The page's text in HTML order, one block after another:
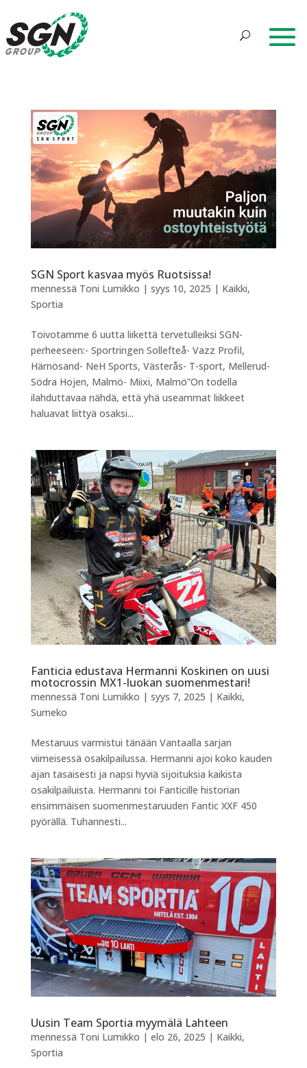
SGN Sport kasvaa myös Ruotsissa!
mennessä Toni Lumikko | syys 10, 2025 | Kaikki,
Sportia
Toivotamme 6 uutta liikettä tervetulleiksi SGN-
perheeseen:- Sportringen Sollefteå- Vazz Profil,
Härnösand- NeH Sports, Västerås- T-sport, Mellerud-
Södra Hojen, Malmö- Miixi, Malmö”On todella
ilahduttavaa nähdä, että yhä useammat liikkeet
haluavat liittyä osaksi...
Fanticia edustava Hermanni Koskinen on uusi
motocrossin MX1-luokan suomenmestari!
mennessä Toni Lumikko | syys 7, 2025 | Kaikki,
Sumeko
Mestaruus varmistui tänään Vantaalla sarjan
viimeisessä osakilpailussa. Hermanni ajoi koko kauden
ajan tasaisesti ja napsi hyviä sijoituksia kaikista
osakilpailuista. Hermanni toi Fanticille historian
ensimmäisen suomenmestaruuden Fantic XXF 450
pyörällä. Tuhannesti...
Uusin Team Sportia myymälä Lahteen
mennessä Toni Lumikko | elo 26, 2025 | Kaikki,
Sportia